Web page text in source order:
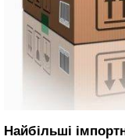
Найбільші